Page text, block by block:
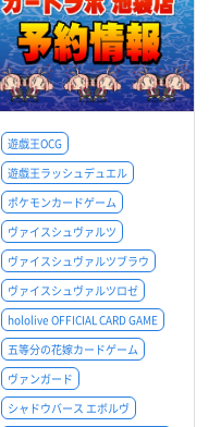
遊戯王OCG
遊戯王ラッシュデュエル
ポケモンカードゲーム
ヴァイスシュヴァルツ
ヴァイスシュヴァルツブラウ
ヴァイスシュヴァルツロゼ
hololive OFFICIAL CARD GAME
五等分の花嫁カードゲーム
ヴァンガード
シャドウバース エボルヴ